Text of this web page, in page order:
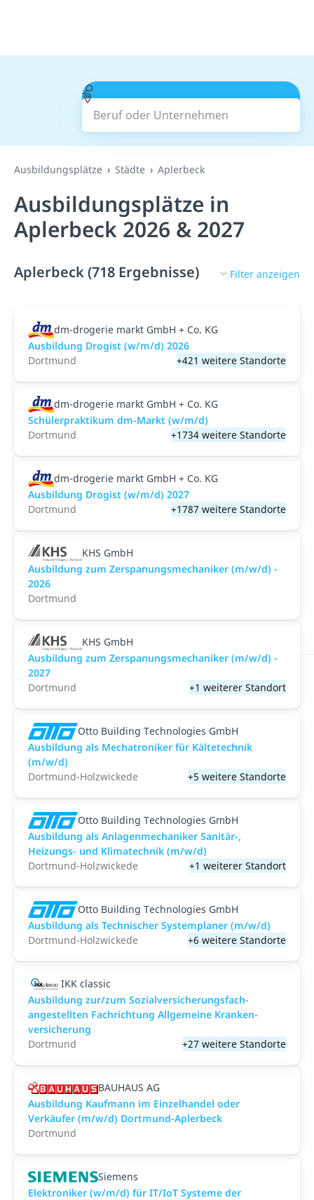
Beruf oder Unternehmen
Suchen
Ausbildungsplätze Städte Aplerbeck
Ausbildungsplätze in
Aplerbeck 2026 & 2027
Aplerbeck (718 Ergebnisse) Filter anzeigen
dm-drogerie markt GmbH + Co. KG
Ausbildung Drogist (w/m/d) 2026
Dortmund
+421 weitere Standorte
dm-drogerie markt GmbH + Co. KG
Schülerpraktikum dm-Markt (w/m/d)
Dortmund
+1734 weitere Standorte
dm-drogerie markt GmbH + Co. KG
Ausbildung Drogist (w/m/d) 2027
Dortmund
+1787 weitere Standorte
KHS GmbH
Ausbildung zum Zerspanungsmechaniker (m/w/d) -
2026
Dortmund
KHS GmbH
Ausbildung zum Zerspanungsmechaniker (m/w/d) -
2027
Dortmund
+1 weiterer Standort
Otto Building Technologies GmbH
Ausbildung als Mechatroniker für Kältetechnik
(m/w/d)
Dortmund-Holzwickede
+5 weitere Standorte
Otto Building Technologies GmbH
Ausbildung als Anlagenmechaniker Sanitär-,
Heizungs- und Klimatechnik (m/w/d)
Dortmund-Holzwickede
+1 weiterer Standort
Otto Building Technologies GmbH
Ausbildung als Technischer Systemplaner (m/w/d)
Dortmund-Holzwickede
+6 weitere Standorte
IKK classic
Aus­bild­ung zur/zum Sozial­versicher­ungs­fach­
angestellten­ Fach­richtung All­gemeine Kranken­
versicher­ung
Dortmund
+27 weitere Standorte
BAUHAUS AG
Ausbildung Kaufmann im Einzelhandel oder
Verkäufer (m/w/d) Dortmund-Aplerbeck
Dortmund
Siemens
Elektroniker (w/m/d) für IT/IoT Systeme der